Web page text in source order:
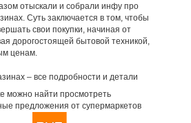
отыскали и собрали инфу про
Суть заключается в том, чтобы
свои покупки, начиная от
дорогостоящей бытовой техникой,
ценам.
– все подробности и детали
можно найти просмотреть
предложения от супермаркетов